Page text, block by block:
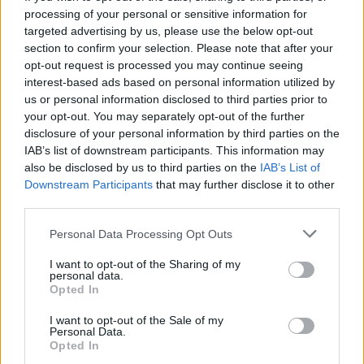
processing of your personal or sensitive information for
targeted advertising by us, please use the below opt-out
section to confirm your selection. Please note that after your
opt-out request is processed you may continue seeing
interest-based ads based on personal information utilized by
us or personal information disclosed to third parties prior to
your opt-out. You may separately opt-out of the further
disclosure of your personal information by third parties on the
IAB’s list of downstream participants. This information may
also be disclosed by us to third parties on the IAB’s List of
Downstream Participants that may further disclose it to other
Personal Data Processing Opt Outs
I want to opt-out of the Sharing of my
personal data.
Opted In
I want to opt-out of the Sale of my
Personal Data.
Opted In
Ytan blir extremt tålig mot repor samt smuts och vatten. Du
slipper fundera kring ex kaffefläckar eller vattenringar från
glas. Skivorna är lättstädade och kan torkas av dagligen med
fuktig trasa.
Skivan är något mattare och lätt mönstrad i ytskiktet. Det gör
att du får ett naturtroget intryck där du slipper störande
ljusreflexer från ljuskällor. När du väljer detta kvalitetsmaterial
får du en produkt som håller i många år och som fungerar
problemfritt och är lättstädad. Testat och godkänt för
offentlig miljö och kontor. Välj kulör här bredvid för att
Färgkarta